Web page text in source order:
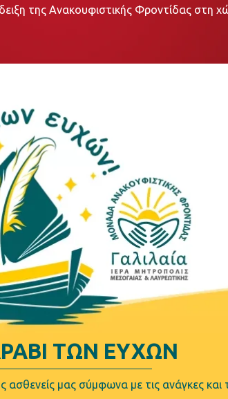
της Ανακουφιστικής Φροντίδας στη
ΤΩΝ ΕΥΧΩΝ
μας σύμφωνα με τις ανάγκες και